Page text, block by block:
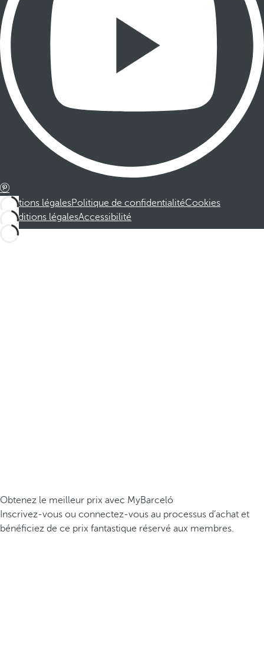
Mentions légalesPolitique de confidentialitéCookies
Conditions légalesAccessibilité
Obtenez le meilleur prix avec MyBarceló
Inscrivez-vous ou connectez-vous au processus d’achat et
bénéficiez de ce prix fantastique réservé aux membres.